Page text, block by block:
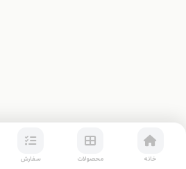
خانه محصولات سفارش